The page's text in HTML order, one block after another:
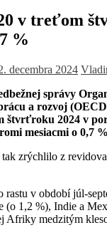
v treťom
%
decembra 2024
správy
a rozvoj
štvrťroku 2024 v
mesiacmi o 0,7
tak zrýchlilo z
rastu v období júl-
(o 1,2 %), Indie a
Afriky medzitým